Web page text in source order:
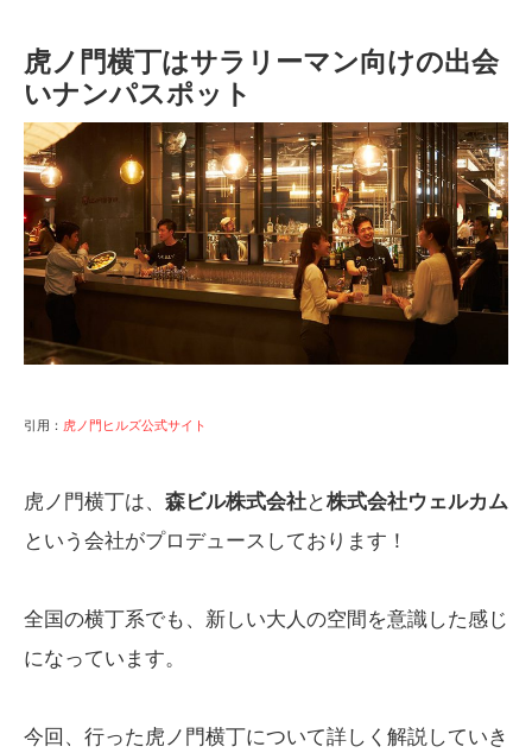
虎ノ門横丁はサラリーマン向けの出会
いナンパスポット
引用： 虎ノ門ヒルズ公式サイト
虎ノ門横丁は、 森ビル株式会社と株式会社ウェルカム
という会社がプロデュースしております！
全国の横丁系でも、新しい大人の空間を意識した感じ
になっています。
今回、行った虎ノ門横丁について詳しく解説していき